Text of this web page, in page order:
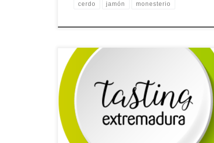
cerdo jamón monesterio
Licencia: TR-BA-00070
Categoría: 4 Estrellas
Tipo: Casa rural
TENTUDÍA
Localidad: MONESTERIO
Dirección: Finca Las Dehesillas Ctra. Pallares-
Santa María, KM 2
Página web: Web ✉Correo
Electrónico: Contactar por correo electrónico
Teléfono: Teléfono: 655901515 – 636829845
Placa distintiva 🗺Ubicación